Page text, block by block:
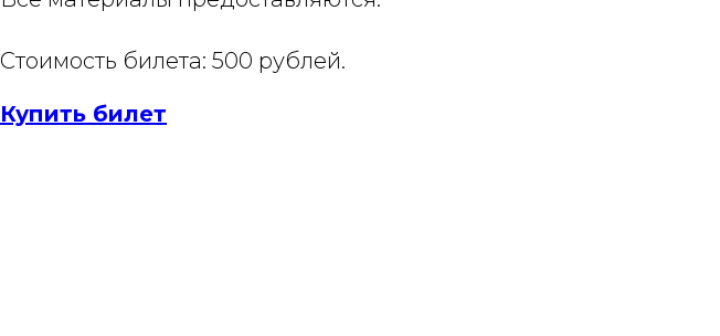
Стоимость билета: 500 рублей.
Купить билет